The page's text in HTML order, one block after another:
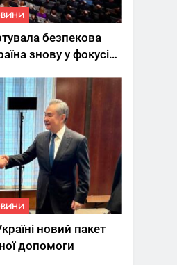
безпекова
знову у фокусі
новий пакет
допомоги
вимагає від
активних
у мирному
заявила про